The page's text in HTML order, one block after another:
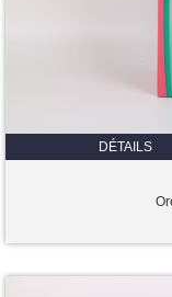
DÉTAILS